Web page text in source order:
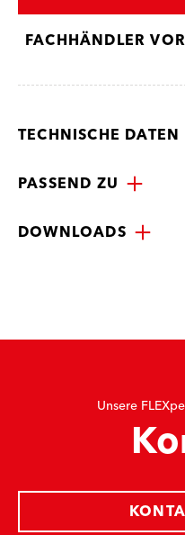
FACHHÄNDLER
TECHNISCHE DATEN
PASSEND ZU
DOWNLOADS
Unsere